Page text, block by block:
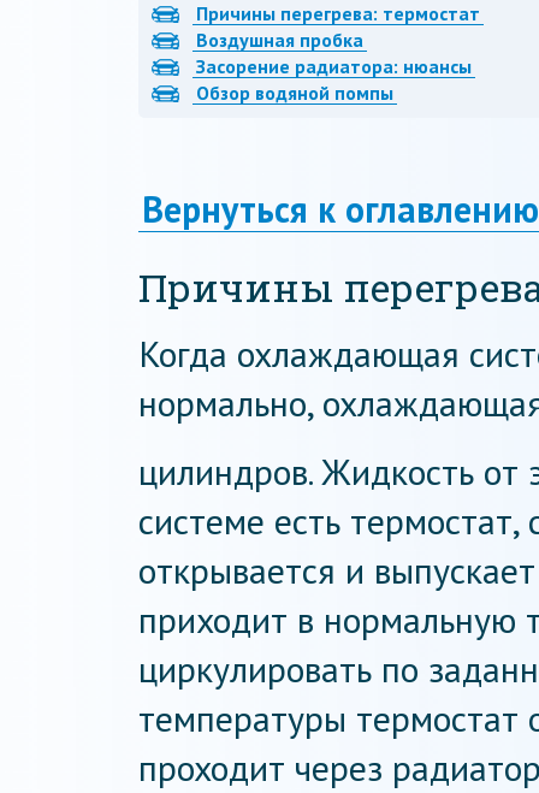
Причины перегрева: термостат
Воздушная пробка
Засорение радиатора: нюансы
Обзор водяной помпы
Вернуться к оглавлению
Причины
Когда охлаждающая
нормально,
цилиндров. Жидкость от
системе есть
открывается и
приходит в нормальную
циркулировать по
температуры термостат
проходит через